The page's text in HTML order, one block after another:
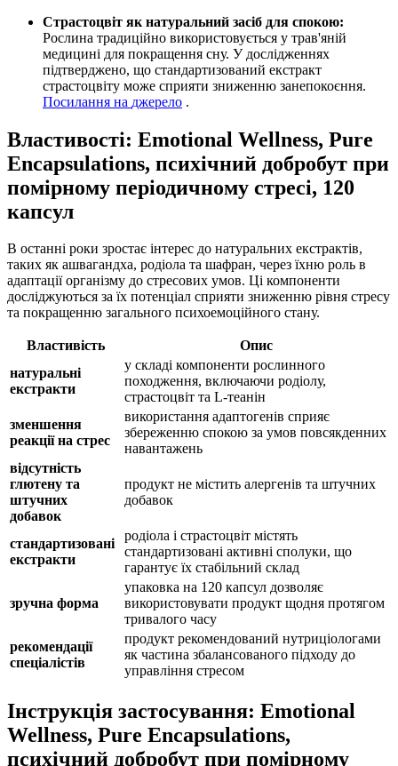
Страстоцвіт як натуральний засіб для спокою:
Рослина традиційно використовується у трав'яній
медицині для покращення сну. У дослідженнях
підтверджено, що стандартизований екстракт
страстоцвіту може сприяти зниженню занепокоєння.
Посилання на джерело .
Властивості: Emotional Wellness, Pure
Encapsulations, психічний добробут при
помірному періодичному стресі, 120
капсул
В останні роки зростає інтерес до натуральних екстрактів,
таких як ашвагандха, родіола та шафран, через їхню роль в
адаптації організму до стресових умов. Ці компоненти
досліджуються за їх потенціал сприяти зниженню рівня стресу
та покращенню загального психоемоційного стану.
Властивість
Опис
натуральні
екстракти
у складі компоненти рослинного
походження, включаючи родіолу,
страстоцвіт та L-теанін
зменшення
реакції на стрес
використання адаптогенів сприяє
збереженню спокою за умов повсякденних
навантажень
відсутність
глютену та
штучних
добавок
продукт не містить алергенів та штучних
добавок
стандартизовані
екстракти
родіола і страстоцвіт містять
стандартизовані активні сполуки, що
гарантує їх стабільний склад
зручна форма
упаковка на 120 капсул дозволяє
використовувати продукт щодня протягом
тривалого часу
рекомендації
спеціалістів
продукт рекомендований нутриціологами
як частина збалансованого підходу до
управління стресом
Інструкція застосування: Emotional
Wellness, Pure Encapsulations,
психічний добробут при помірному